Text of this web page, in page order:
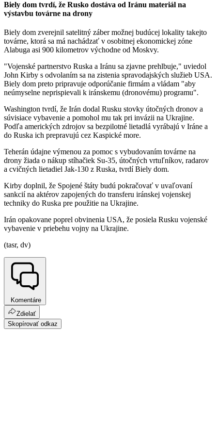
Biely dom tvrdí, že Rusko dostáva od Iránu materiál na
výstavbu továrne na drony
Biely dom zverejnil satelitný záber možnej budúcej lokality takejto
továrne, ktorá sa má nachádzať v osobitnej ekonomickej zóne
Alabuga asi 900 kilometrov východne od Moskvy.
"Vojenské partnerstvo Ruska a Iránu sa zjavne prehlbuje," uviedol
John Kirby s odvolaním sa na zistenia spravodajských služieb USA.
Biely dom preto pripravuje odporúčanie firmám a vládam "aby
neúmyselne neprispievali k iránskemu (dronovému) programu".
Washington tvrdí, že Irán dodal Rusku stovky útočných dronov a
súvisiace vybavenie a pomohol mu tak pri invázii na Ukrajine.
Podľa amerických zdrojov sa bezpilotné lietadlá vyrábajú v Iráne a
do Ruska ich prepravujú cez Kaspické more.
Teherán údajne výmenou za pomoc s vybudovaním továrne na
drony žiada o nákup stíhačiek Su-35, útočných vrtuľníkov, radarov
a cvičných lietadiel Jak-130 z Ruska, tvrdí Biely dom.
Kirby doplnil, že Spojené štáty budú pokračovať v uvaľovaní
sankcií na aktérov zapojených do transferu iránskej vojenskej
techniky do Ruska pre použitie na Ukrajine.
Irán opakovane poprel obvinenia USA, že posiela Rusku vojenské
vybavenie v priebehu vojny na Ukrajine.
(tasr, dv)
Komentáre
Zdielať
Skopírovať odkaz